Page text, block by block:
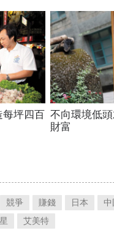
「白木耳飲
坪四百 不向環境低
財富
競爭 賺錢 日本 中
艾美特